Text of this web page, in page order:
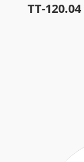
TT-